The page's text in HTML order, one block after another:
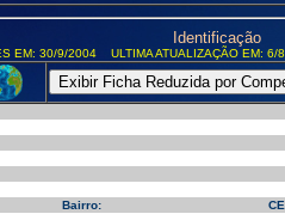
Identificação
EM: 30/9/2004 ULTIMA ATUALIZAÇÃO EM:
Bairro: